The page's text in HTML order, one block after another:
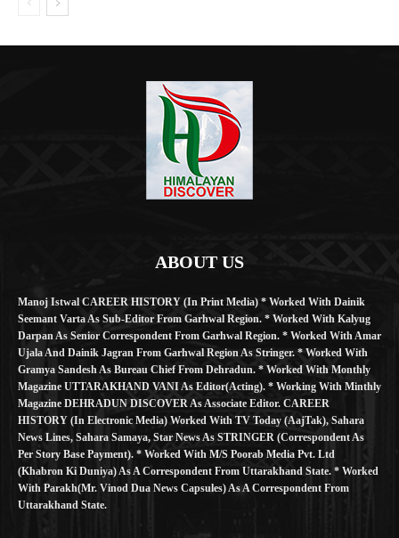
ABOUT US
Manoj Istwal CAREER HISTORY (in Print Media) * Worked With Dainik
Seemant Varta As Sub-Editor From Garhwal Region. * Worked With Kalyug
Darpan As Senior Correspondent From Garhwal Region. * Worked With Amar
Ujala And Dainik Jagran From Garhwal Region As Stringer. * Worked With
Gramya Sandesh As Bureau Chief From Dehradun. * Worked With Monthly
Magazine UTTARAKHAND VANI As Editor(Acting). * Working With Minthly
Magazine DEHRADUN DISCOVER As Associate Editor. CAREER
HISTORY (in Electronic Media) Worked With TV Today (AajTak), Sahara
News Lines, Sahara Samaya, Star News As STRINGER (Correspondent As
Per Story Base Payment). * Worked With M/S Poorab Media Pvt. Ltd
(Khabron Ki Duniya) As A Correspondent From Uttarakhand State. * Worked
With Parakh(Mr. Vinod Dua News Capsules) As A Correspondent From
Uttarakhand State.